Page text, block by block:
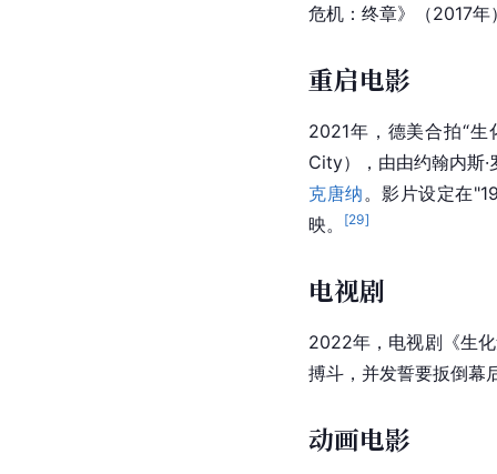
危机：终章》（2017年
重启电影
2021年，德美合拍“
City），由由约翰内斯
克唐纳。影片设定在
映。
[29]
电视剧
2022年，电视剧《生
搏斗，并发誓要扳倒幕
动画电影